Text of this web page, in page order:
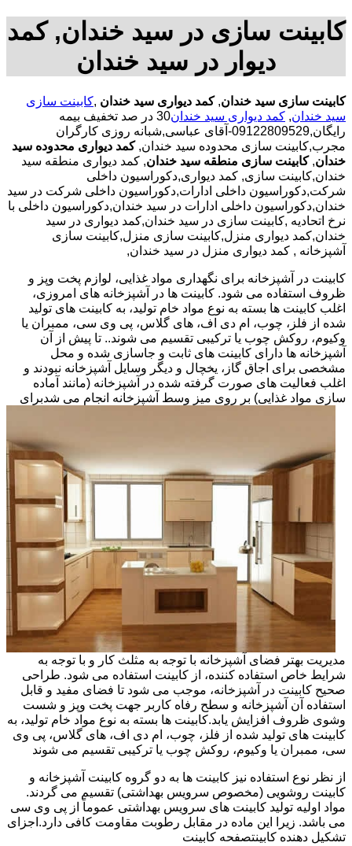
کابینت سازی در سید خندان, کمد
دیوار در سید خندان
کابینت سازی سید خندان,کمد دیواری سید خندان ,کابینت سازی
سید خندان, کمد دیواری سید خندان
30 در صد تخفیف بیمه
رایگان,09122809529-آقای عباسی,شبانه روزی کارگران
مجرب,کابینت سازی محدوده سید خندان,کمد دیواری محدوده سید
خندان, کابینت سازی منطقه سید خندان, کمد دیواری منطقه سید
خندان,کابینت سازی, کمد دیواری,دکوراسیون داخلی
شرکت,دکوراسیون داخلی ادارات,دکوراسیون داخلی شرکت در سید
خندان,دکوراسیون داخلی ادارات در سید خندان,دکوراسیون داخلی با
نرخ اتحادیه ,کابینت سازی در سید خندان,کمد دیواری در سید
خندان,کمد دیواری منزل,کابینت سازی منزل,کابینت سازی
آشپزخانه , کمد دیواری منزل در سید خندان,
کابینت در آشپزخانه برای نگهداری مواد غذایی، لوازم پخت وپز و
ظروف استفاده می شود. کابینت ها در آشپزخانه های امروزی،
اغلب کابینت ها بسته به نوع مواد خام تولید، به کابینت های تولید
شده از فلز، چوب، ام دی اف، های گلاس، پی وی سی، ممبران یا
وکیوم، روکش چوب یا ترکیبی تقسیم می شوند.. تا پیش از آن
آشپزخانه ها دارای کابینت های ثابت و جاسازی شده و محل
مشخصی برای اجاق گاز، یخچال و دیگر وسایل آشپزخانه نبودند و
اغلب فعالیت های صورت گرفته شده در آشپزخانه (مانند آماده
سازی مواد غذایی) بر روی میز وسط آشپزخانه انجام می شدبرای
مدیریت بهتر فضای آشپزخانه با توجه به مثلث کار و با توجه به
شرایط خاص استفاده کننده، از کابینت استفاده می شود. طراحی
صحیح کابینت در آشپزخانه، موجب می شود تا فضای مفید و قابل
استفاده آن آشپزخانه و سطح رفاه کاربر جهت پخت وپز و شست
وشوی ظروف افزایش یابد.کابینت ها بسته به نوع مواد خام تولید، به
کابینت های تولید شده از فلز، چوب، ام دی اف، های گلاس، پی وی
سی، ممبران یا وکیوم، روکش چوب یا ترکیبی تقسیم می شوند
از نظر نوع استفاده نیز کابینت ها به دو گروه کابینت آشپزخانه و
کابینت روشویی (مخصوص سرویس بهداشتی) تقسیم می گردند.
مواد اولیه تولید کابینت های سرویس بهداشتی عموماً از پی وی سی
می باشد. زیرا این ماده در مقابل رطوبت مقاومت کافی دارد.اجزای
تشکیل دهنده کابینتصفحه کابینت